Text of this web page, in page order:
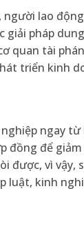
lao
pháp
quan tài
triển kinh
ngay
đồng để
được, vì vậy,
kinh